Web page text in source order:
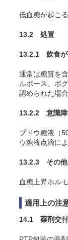
低血糖が起こ
13.2 処置
13.2.1 飲食が
通常は糖質を
ルボース、ボ
認められた場
13.2.2 意識障
ブドウ糖液（
ウ糖液点滴に
13.2.3 その他
血糖上昇ホル
適用上の注
14.1 薬剤交